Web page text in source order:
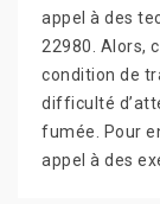
appel à des
22980. Alors,
condition de
difficulté
fumée. Pour
appel à des